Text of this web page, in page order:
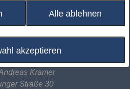
Alle ablehnen
akzeptieren
Rottenburg GmbH
Kramer
Straße 30